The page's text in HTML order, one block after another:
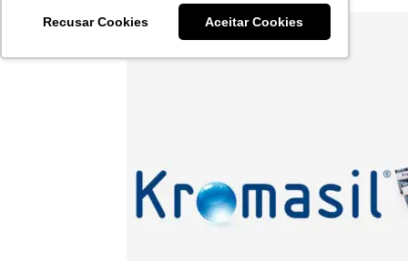
Recusar Cookies Aceitar Cookies